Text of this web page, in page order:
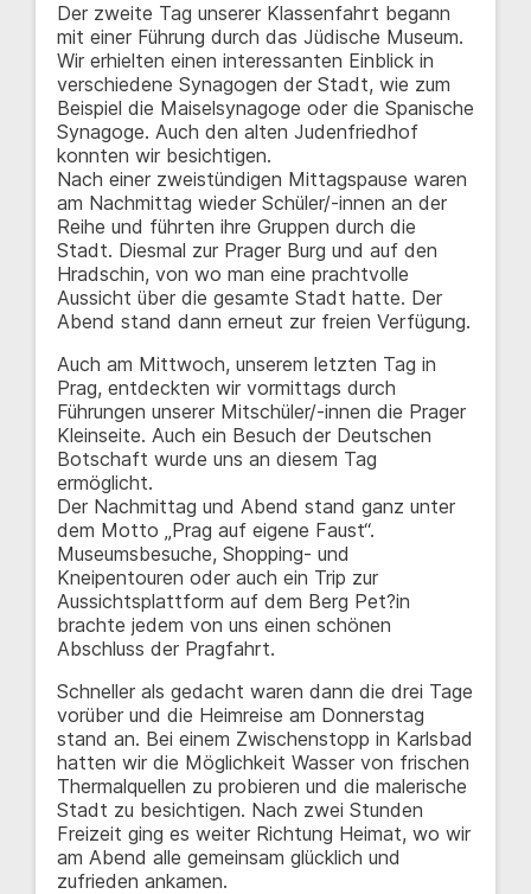
Der zweite Tag unserer Klassenfahrt begann
mit einer Führung durch das Jüdische Museum.
Wir erhielten einen interessanten Einblick in
verschiedene Synagogen der Stadt, wie zum
Beispiel die Maiselsynagoge oder die Spanische
Synagoge. Auch den alten Judenfriedhof
konnten wir besichtigen.
Nach einer zweistündigen Mittagspause waren
am Nachmittag wieder Schüler/-innen an der
Reihe und führten ihre Gruppen durch die
Stadt. Diesmal zur Prager Burg und auf den
Hradschin, von wo man eine prachtvolle
Aussicht über die gesamte Stadt hatte. Der
Abend stand dann erneut zur freien Verfügung.
Auch am Mittwoch, unserem letzten Tag in
Prag, entdeckten wir vormittags durch
Führungen unserer Mitschüler/-innen die Prager
Kleinseite. Auch ein Besuch der Deutschen
Botschaft wurde uns an diesem Tag
ermöglicht.
Der Nachmittag und Abend stand ganz unter
dem Motto „Prag auf eigene Faust“.
Museumsbesuche, Shopping- und
Kneipentouren oder auch ein Trip zur
Aussichtsplattform auf dem Berg Pet?in
brachte jedem von uns einen schönen
Abschluss der Pragfahrt.
Schneller als gedacht waren dann die drei Tage
vorüber und die Heimreise am Donnerstag
stand an. Bei einem Zwischenstopp in Karlsbad
hatten wir die Möglichkeit Wasser von frischen
Thermalquellen zu probieren und die malerische
Stadt zu besichtigen. Nach zwei Stunden
Freizeit ging es weiter Richtung Heimat, wo wir
am Abend alle gemeinsam glücklich und
zufrieden ankamen.